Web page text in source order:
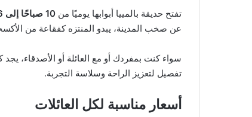
تفتح حديقة بالمييا أبوابها يوميًا من 10 صباحًا إلى 6 مساءً
عن صخب المدينة، يبدو المنتزه كفقاعة من
سواء كنت بمفردك أو مع العائلة أو الأصدقاء،
تفصيل لتعزيز الراحة وسلاسة التجربة.
أسعار مناسبة لكل العائلات